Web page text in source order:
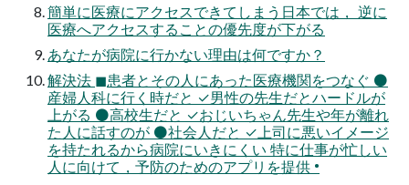
簡単に医療にアクセスできてしまう日本では， 逆に
医療へアクセスすることの優先度が下がる
あなたが病院に行かない理由は何ですか？
解決法 ◼患者とその人にあった医療機関をつなぐ ⚫
産婦人科に行く時だと ✓男性の先生だとハードルが
上がる ⚫高校生だと ✓おじいちゃん先生や年が離れ
た人に話すのが ⚫社会人だと ✓上司に悪いイメージ
を持たれるから病院にいきにくい 特に仕事が忙しい
人に向けて，予防のためのアプリを提供 •